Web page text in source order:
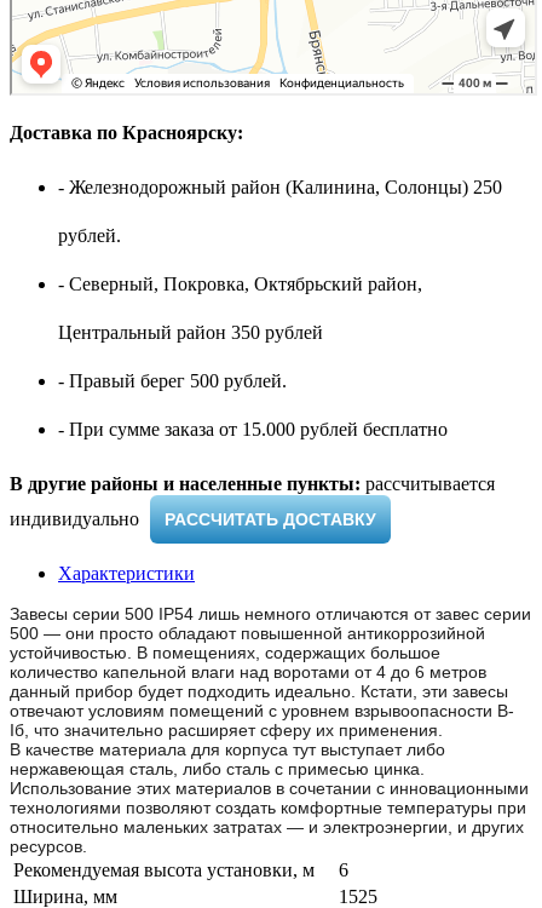
Доставка по Красноярску:
- Железнодорожный район (Калинина, Солонцы) 250
рублей.
- Северный, Покровка, Октябрьский район,
Центральный район 350 рублей
- Правый берег 500 рублей.
- При сумме заказа от 15.000 рублей бесплатно
В другие районы и населенные пункты: рассчитывается
индивидуально ​
РАССЧИТАТЬ ДОСТАВКУ
Характеристики
Завесы серии 500 IP54 лишь немного отличаются от завес серии
500 — они просто обладают повышенной антикоррозийной
устойчивостью. В помещениях, содержащих большое
количество капельной влаги над воротами от 4 до 6 метров
данный прибор будет подходить идеально. Кстати, эти завесы
отвечают условиям помещений с уровнем взрывоопасности B-
Iб, что значительно расширяет сферу их применения.
В качестве материала для корпуса тут выступает либо
нержавеющая сталь, либо сталь с примесью цинка.
Использование этих материалов в сочетании с инновационными
технологиями позволяют создать комфортные температуры при
относительно маленьких затратах — и электроэнергии, и других
ресурсов.
Рекомендуемая высота установки, м
6
Ширина, мм
1525